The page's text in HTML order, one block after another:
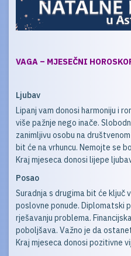
VAGA – MJESEČNI
Ljubav
Lipanj vam donosi harmoniju i
više pažnje nego inače.
zanimljivu osobu na
bit će na vrhuncu. Nemojte se
Kraj mjeseca donosi lijepe
Posao
Suradnja s drugima bit će ključ
poslovne ponude. Diplomatski
rješavanju problema.
poboljšava. Važno je da
Kraj mjeseca donosi pozitivne